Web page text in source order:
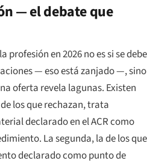
— el debate que
profesión en 2026 no es si se debe
— eso está zanjado —, sino
oferta revela lagunas. Existen
los que rechazan, trata
declarado en el ACR como
La segunda, la de los que
declarado como punto de